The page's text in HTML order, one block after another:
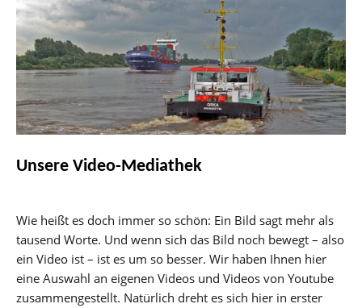
Unsere Video-Mediathek
Wie heißt es doch immer so schön: Ein Bild sagt mehr als
tausend Worte. Und wenn sich das Bild noch bewegt – also
ein Video ist – ist es um so besser. Wir haben Ihnen hier
eine Auswahl an eigenen Videos und Videos von Youtube
zusammengestellt. Natürlich dreht es sich hier in erster